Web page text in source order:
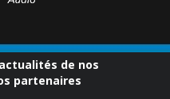
de nos
partenaires